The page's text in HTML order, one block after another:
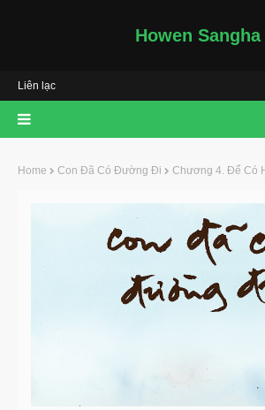
Howen Sangha
Liên lạc
Home Con Đã Có Đường Đi Chương 4. Để Có